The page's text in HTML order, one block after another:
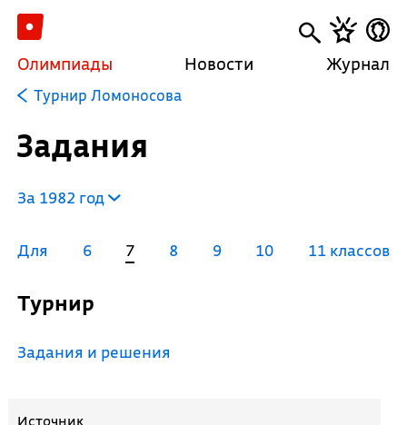
Олимпиады Новости Журнал
Турнир Ломоносова
Задания
За 1982 год
Для 6 7 8 9 10 11 классов
Турнир
Задания и решения
Источник